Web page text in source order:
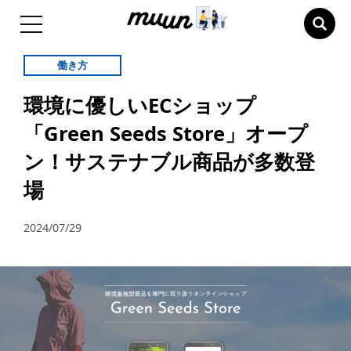
働き方
環境に優しいECショップ
「Green Seeds Store」オープ
ン！サステナブル商品が多数登
場
2024/07/29